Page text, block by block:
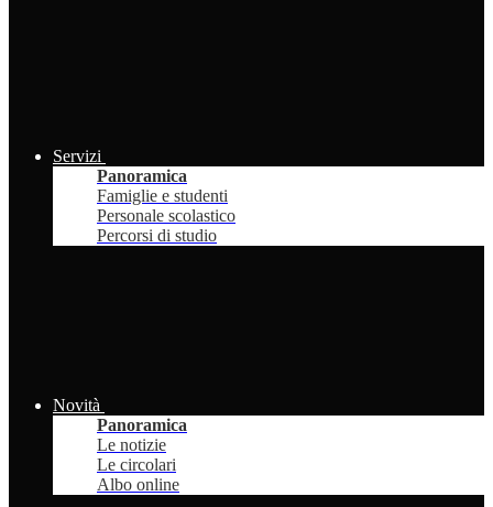
Servizi
Panoramica
Famiglie e studenti
Personale scolastico
Percorsi di studio
Novità
Panoramica
Le notizie
Le circolari
Albo online